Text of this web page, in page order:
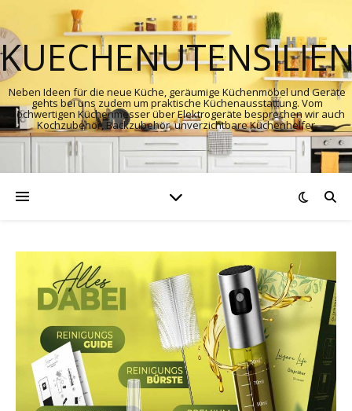
Neben Ideen für die neue Küche, geräumige Küchenmöbel und Geräte
gehts bei uns zudem um praktische Küchenausstattung. Vom
hochwertigen Küchenmesser über Elektrogeräte besprechen wir auch
Kochzubehör, Backzubehör, unverzichtbare Küchenhelfer.